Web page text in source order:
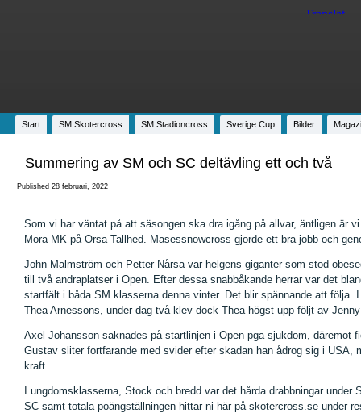
Start SM Skotercross SM Stadioncross Sverige Cup Bilder
Summering av SM och SC deltävling ett och två
Published 28 februari, 2022
Som vi har väntat på att säsongen ska dra igång på allvar, äntligen är
Mora MK på Orsa Tallhed. Masessnowcross gjorde ett bra jobb och
John Malmström och Petter Nårsa var helgens giganter som stod
till två andraplatser i Open. Efter dessa snabbåkande herrar var det
startfält i båda SM klasserna denna vinter. Det blir spännande att
Thea Arnessons, under dag två klev dock Thea högst upp följt av
Axel Johansson saknades på startlinjen i Open pga sjukdom,
Gustav sliter fortfarande med svider efter skadan han ådrog sig i
kraft.
I ungdomsklasserna, Stock och bredd var det hårda drabbningar
SC samt totala poängställningen hittar ni här på skotercross.se under